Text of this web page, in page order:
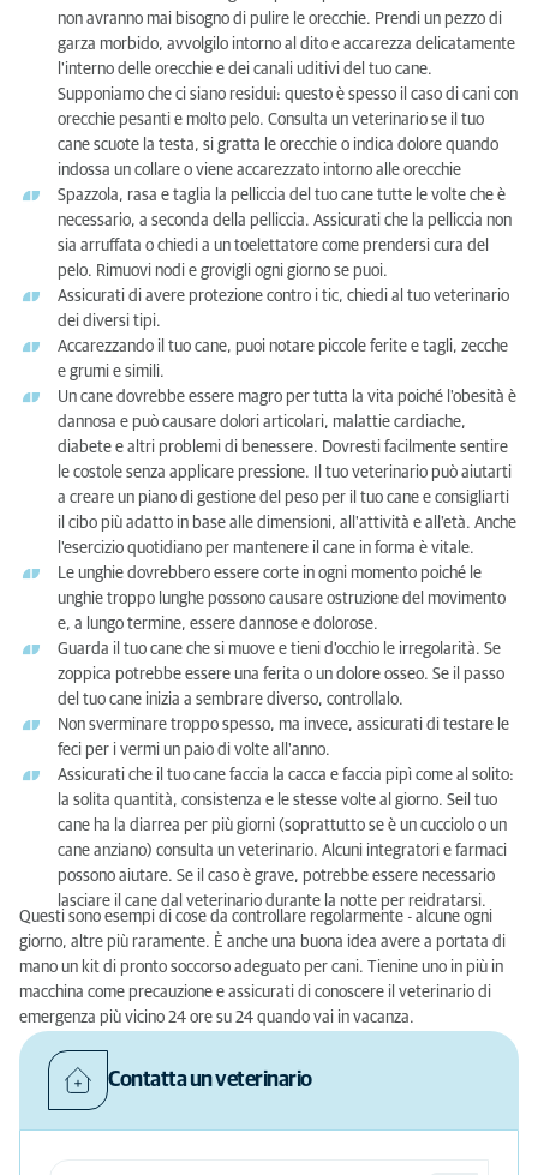
non avranno mai bisogno di pulire le orecchie. Prendi un pezzo di
garza morbido, avvolgilo intorno al dito e accarezza delicatamente
l'interno delle orecchie e dei canali uditivi del tuo cane.
Supponiamo che ci siano residui: questo è spesso il caso di cani con
orecchie pesanti e molto pelo. Consulta un veterinario se il tuo
cane scuote la testa, si gratta le orecchie o indica dolore quando
indossa un collare o viene accarezzato intorno alle orecchie
Spazzola, rasa e taglia la pelliccia del tuo cane tutte le volte che è
necessario, a seconda della pelliccia. Assicurati che la pelliccia non
sia arruffata o chiedi a un toelettatore come prendersi cura del
pelo. Rimuovi nodi e grovigli ogni giorno se puoi.
Assicurati di avere protezione contro i tic, chiedi al tuo veterinario
dei diversi tipi.
Accarezzando il tuo cane, puoi notare piccole ferite e tagli, zecche
e grumi e simili.
Un cane dovrebbe essere magro per tutta la vita poiché l'obesità è
dannosa e può causare dolori articolari, malattie cardiache,
diabete e altri problemi di benessere. Dovresti facilmente sentire
le costole senza applicare pressione. Il tuo veterinario può aiutarti
a creare un piano di gestione del peso per il tuo cane e consigliarti
il cibo più adatto in base alle dimensioni, all'attività e all'età. Anche
l'esercizio quotidiano per mantenere il cane in forma è vitale.
Le unghie dovrebbero essere corte in ogni momento poiché le
unghie troppo lunghe possono causare ostruzione del movimento
e, a lungo termine, essere dannose e dolorose.
Guarda il tuo cane che si muove e tieni d'occhio le irregolarità. Se
zoppica potrebbe essere una ferita o un dolore osseo. Se il passo
del tuo cane inizia a sembrare diverso, controllalo.
Non sverminare troppo spesso, ma invece, assicurati di testare le
feci per i vermi un paio di volte all'anno.
Assicurati che il tuo cane faccia la cacca e faccia pipì come al solito:
la solita quantità, consistenza e le stesse volte al giorno. Seil tuo
cane ha la diarrea per più giorni (soprattutto se è un cucciolo o un
cane anziano) consulta un veterinario. Alcuni integratori e farmaci
possono aiutare. Se il caso è grave, potrebbe essere necessario
lasciare il cane dal veterinario durante la notte per reidratarsi.
Questi sono esempi di cose da controllare regolarmente - alcune ogni
giorno, altre più raramente. È anche una buona idea avere a portata di
mano un kit di pronto soccorso adeguato per cani. Tienine uno in più in
macchina come precauzione e assicurati di conoscere il veterinario di
emergenza più vicino 24 ore su 24 quando vai in vacanza.
Contatta un veterinario